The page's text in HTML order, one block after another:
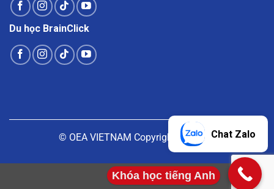
Du học BrainClick
© OEA VIETNAM Copyright |Liên hệChat Zalo
Khóa học tiếng Anh